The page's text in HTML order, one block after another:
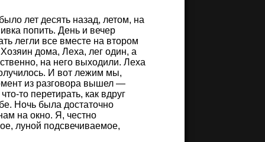
лет десять назад, летом, на
попить. День и вечер
легли все вместе на втором
дома, Леха, лег один, а
на него выходили. Леха
И вот лежим мы,
из разговора вышел —
то перетирать, как вдруг
Ночь была достаточно
на окно. Я, честно
луной подсвечиваемое,